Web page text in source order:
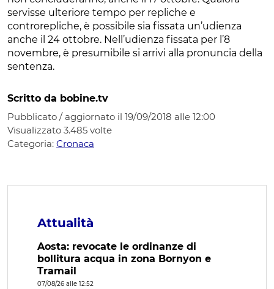
servisse ulteriore tempo per repliche e
controrepliche, è possibile sia fissata un’udienza
anche il 24 ottobre. Nell’udienza fissata per l’8
novembre, è presumibile si arrivi alla pronuncia della
sentenza.
Scritto da bobine.tv
Pubblicato / aggiornato il 19/09/2018 alle 12:00
Visualizzato 3.485 volte
Categoria: Cronaca
Attualità
Aosta: revocate le ordinanze di
bollitura acqua in zona Bornyon e
Tramail
07/08/26 alle 12:52